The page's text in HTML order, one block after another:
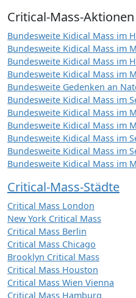
Critical-Mass-Aktionen
Bundesweite Kidical Mass im
Bundesweite Kidical Mass im
Bundesweite Kidical Mass im
Bundesweite Kidical Mass im
Bundesweite Gedenken an
Bundesweite Kidical Mass im
Bundesweite Kidical Mass im
Bundesweite Kidical Mass im
Bundesweite Kidical Mass im
Bundesweite Kidical Mass im
Bundesweite Kidical Mass im
Critical-Mass-Städte
Critical Mass London
New York Critical Mass
Critical Mass Berlin
Critical Mass Chicago
Brooklyn Critical Mass
Critical Mass Houston
Critical Mass Wien Vienna
Critical Mass Hamburg